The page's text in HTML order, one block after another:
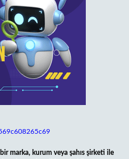
marka, kurum veya şahıs şirketi ile